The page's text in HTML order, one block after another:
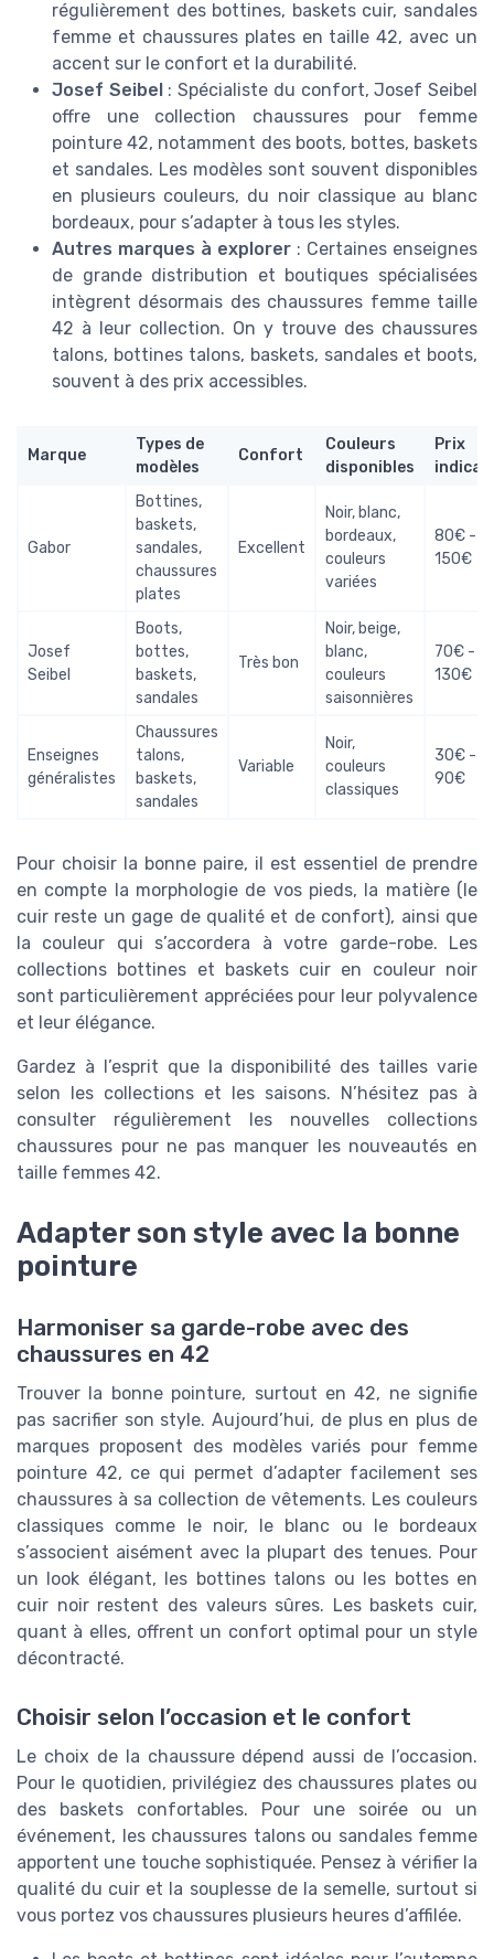
régulièrement des bottines, baskets cuir, sandales
femme et chaussures plates en taille 42, avec un
accent sur le confort et la durabilité.
Josef Seibel : Spécialiste du confort, Josef Seibel
offre une collection chaussures pour femme
pointure 42, notamment des boots, bottes, baskets
et sandales. Les modèles sont souvent disponibles
en plusieurs couleurs, du noir classique au blanc
bordeaux, pour s’adapter à tous les styles.
Autres marques à explorer : Certaines enseignes
de grande distribution et boutiques spécialisées
intègrent désormais des chaussures femme taille
42 à leur collection. On y trouve des chaussures
talons, bottines talons, baskets, sandales et boots,
souvent à des prix accessibles.
Marque
Types de
modèles
Confort
Couleurs
disponibles
Prix
Gabor
Bottines,
baskets,
sandales,
chaussures
plates
Excellent
Noir, blanc,
bordeaux,
couleurs
variées
80€ -
150€
Josef
Seibel
Boots,
bottes,
baskets,
sandales
Très bon
Noir, beige,
blanc,
couleurs
saisonnières
70€ -
130€
Enseignes
généralistes
Chaussures
talons,
baskets,
sandales
Variable
Noir,
couleurs
classiques
30€ -
90€
Pour choisir la bonne paire, il est essentiel de prendre
en compte la morphologie de vos pieds, la matière (le
cuir reste un gage de qualité et de confort), ainsi que
la couleur qui s’accordera à votre garde-robe. Les
collections bottines et baskets cuir en couleur noir
sont particulièrement appréciées pour leur polyvalence
et leur élégance.
Gardez à l’esprit que la disponibilité des tailles varie
selon les collections et les saisons. N’hésitez pas à
consulter régulièrement les nouvelles collections
chaussures pour ne pas manquer les nouveautés en
taille femmes 42.
Adapter son style avec la bonne
pointure
Harmoniser sa garde-robe avec des
chaussures en 42
Trouver la bonne pointure, surtout en 42, ne signifie
pas sacrifier son style. Aujourd’hui, de plus en plus de
marques proposent des modèles variés pour femme
pointure 42, ce qui permet d’adapter facilement ses
chaussures à sa collection de vêtements. Les couleurs
classiques comme le noir, le blanc ou le bordeaux
s’associent aisément avec la plupart des tenues. Pour
un look élégant, les bottines talons ou les bottes en
cuir noir restent des valeurs sûres. Les baskets cuir,
quant à elles, offrent un confort optimal pour un style
décontracté.
Choisir selon l’occasion et le confort
Le choix de la chaussure dépend aussi de l’occasion.
Pour le quotidien, privilégiez des chaussures plates ou
des baskets confortables. Pour une soirée ou un
événement, les chaussures talons ou sandales femme
apportent une touche sophistiquée. Pensez à vérifier la
qualité du cuir et la souplesse de la semelle, surtout si
vous portez vos chaussures plusieurs heures d’affilée.